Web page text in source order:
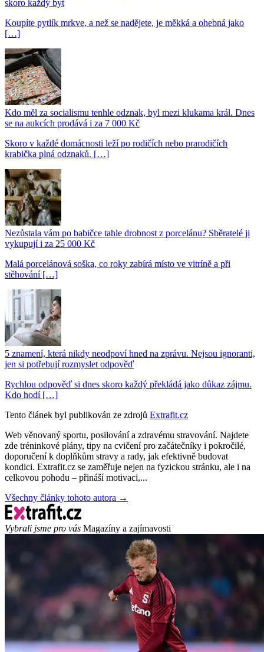
skoro každý byt
Koupíte pytlík mrkve, a než se nadějete, je měkká a ohebná jako
[…]
Kdo měl za socialismu tenhle odznak, byl mezi klukama král. Dnes
se na aukcích prodává i za 7 000 Kč
Skoro v každé domácnosti leží po rodičích nebo prarodičích
krabička plná odznaků. […]
Nezůstala vám po babičce tahle drobnost z porcelánu? Sběratelé ji
vykupují i za 25 000 Kč
Malá porcelánová soška, co roky zabírá místo ve vitríně a při
stěhování […]
5 znamení, která nikdy neodpoví hned na zprávu. Nejsou ignoranti,
jen si potřebují rozmyslet odpověď
Rychlou odpověď si dnes skoro každý překládá jako důkaz zájmu.
Kdo hodí […]
Tento článek byl publikován ze zdrojů Extrafit.cz
Web věnovaný sportu, posilování a zdravému stravování. Najdete
zde tréninkové plány, tipy na cvičení pro začátečníky i pokročilé,
doporučení k doplňkům stravy a rady, jak efektivně budovat
kondici. Extrafit.cz se zaměřuje nejen na fyzickou stránku, ale i na
celkovou pohodu – přináší motivaci,...
Všechny články tohoto autora →
Vybrali jsme pro vás Magazíny a zajímavosti